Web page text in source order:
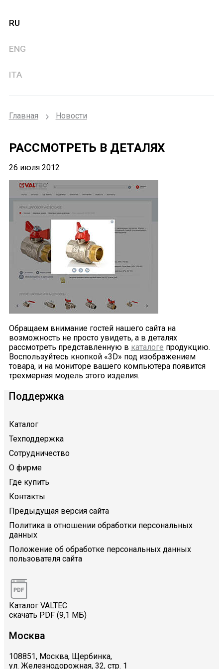
RU
ENG
ITA
Главная Новости
РАССМОТРЕТЬ В ДЕТАЛЯХ
26 июля 2012
Обращаем внимание гостей нашего сайта на
возможность не просто увидеть, а в деталях
рассмотреть представленную в каталоге продукцию.
Воспользуйтесь кнопкой «3D» под изображением
товара, и на мониторе вашего компьютера появится
трехмерная модель этого изделия.
Поддержка
Каталог
Техподдержка
Сотрудничество
О фирме
Где купить
Контакты
Предыдущая версия сайта
Политика в отношении обработки персональных
данных
Положение об обработке персональных данных
пользователя сайта
Каталог VALTEC
скачать PDF (9,1 МБ)
Москва
108851, Москва, Щербинка,
ул. Железнодорожная, 32, стр. 1